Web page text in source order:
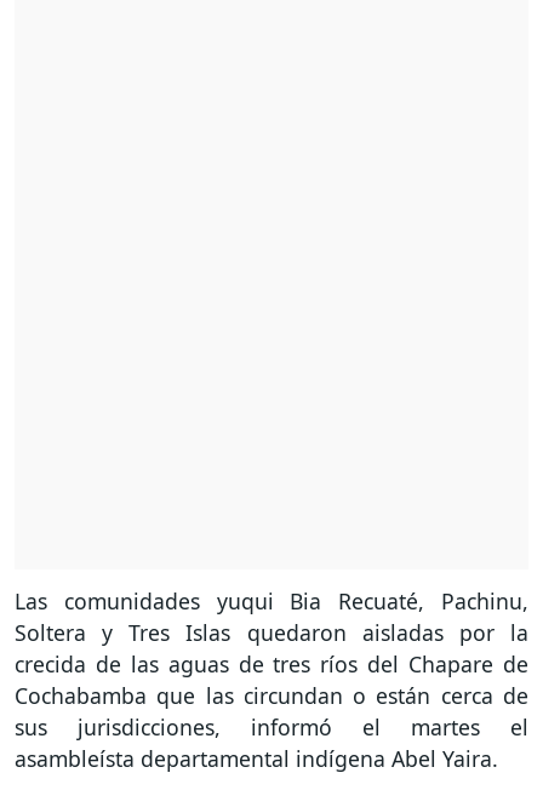
Las comunidades yuqui Bia Recuaté, Pachinu,
Soltera y Tres Islas quedaron aisladas por la
crecida de las aguas de tres ríos del Chapare de
Cochabamba que las circundan o están cerca de
sus jurisdicciones, informó el martes el
asambleísta departamental indígena Abel Yaira.